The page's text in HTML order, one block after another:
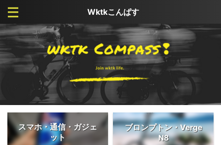
Wktkこんぱす
スマホ・通信・ガジェ
ット
ブロンプトン・Verge
N8